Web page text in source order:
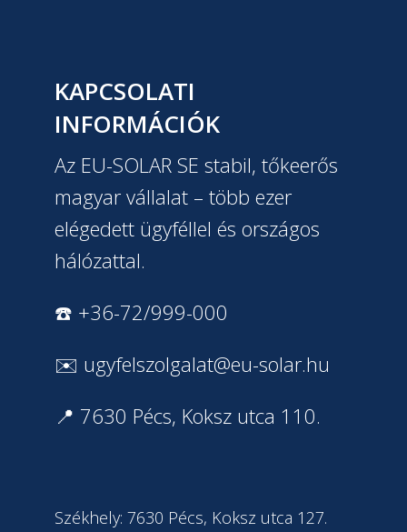
KAPCSOLATI
INFORMÁCIÓK
Az EU-SOLAR SE stabil, tőkeerős
magyar vállalat – több ezer
elégedett ügyféllel és országos
hálózattal.
☎️ +36-72/999-000
✉️ ugyfelszolgalat@eu-solar.hu
📍 7630 Pécs, Koksz utca 110.
Székhely: 7630 Pécs, Koksz utca 127.